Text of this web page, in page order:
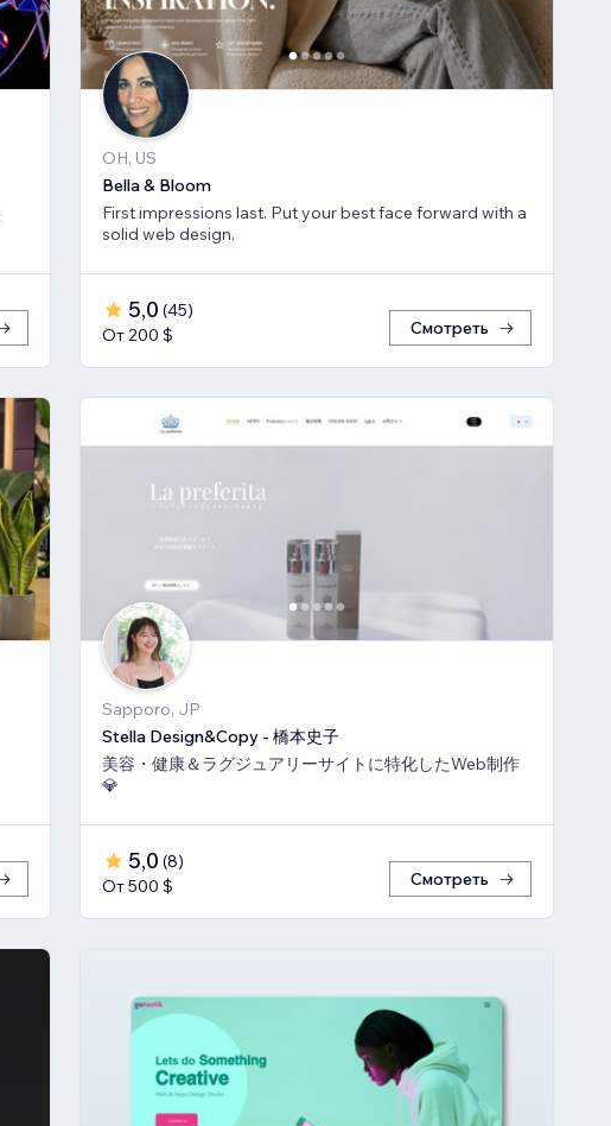
OH, US
Bella & Bloom
First impressions last. Put your best face forward with a
solid web design.
5,0 (45)
От 200 $
Смотреть
Sapporo, JP
Stella Design&Copy - 橋本史子
美容・健康＆ラグジュアリーサイトに特化したWeb制作
💎
5,0 (8)
От 500 $
Смотреть